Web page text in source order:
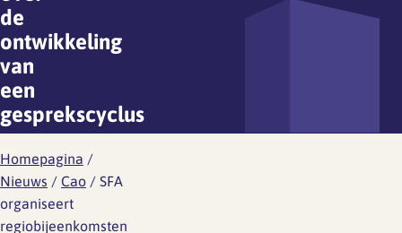
de
ontwikkeling
van
een
gesprekscyclus
Homepagina /
Nieuws / Cao / SFA
organiseert
regiobijeenkomsten